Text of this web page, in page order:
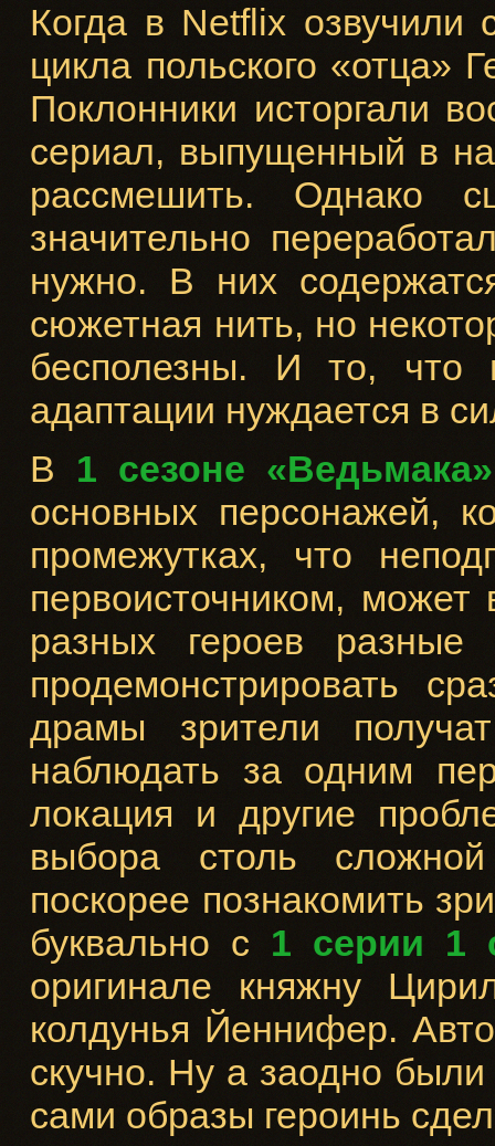
Когда в Netflix озвучили
цикла польского «отца»
Поклонники исторгали
сериал, выпущенный в
рассмешить. Однако
значительно
нужно. В них
сюжетная нить, но
бесполезны. И то, что
адаптации нуждается в
В 1 сезоне «Ведьмака»
основных персонажей,
промежутках, что
первоисточником,
разных героев
продемонстрировать
драмы зрители
наблюдать за одним
локация и другие
выбора столь
поскорее познакомить
буквально с 1 серии 1
оригинале княжну
колдунья Йеннифер.
скучно. Ну а заодно
сами образы героинь